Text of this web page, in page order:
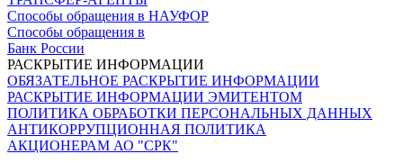
Способы обращения в НАУФОР
Способы обращения в
Банк России
РАСКРЫТИЕ ИНФОРМАЦИИ
ОБЯЗАТЕЛЬНОЕ РАСКРЫТИЕ ИНФОРМАЦИИ
РАСКРЫТИЕ ИНФОРМАЦИИ ЭМИТЕНТОМ
ПОЛИТИКА ОБРАБОТКИ ПЕРСОНАЛЬНЫХ ДАННЫХ
АНТИКОРРУПЦИОННАЯ ПОЛИТИКА
АКЦИОНЕРАМ АО "СРК"